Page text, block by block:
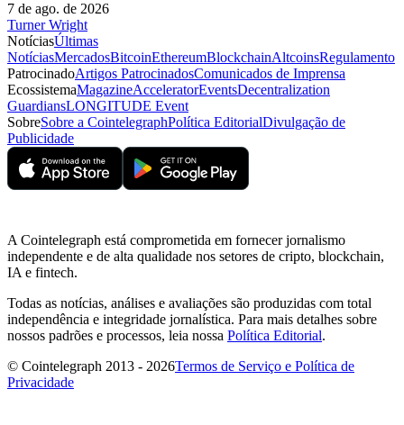
7 de ago. de 2026
Turner Wright
NotíciasÚltimas
NotíciasMercadosBitcoinEthereumBlockchainAltcoinsRegulamento
PatrocinadoArtigos PatrocinadosComunicados de Imprensa
EcossistemaMagazineAcceleratorEventsDecentralization
GuardiansLONGITUDE Event
SobreSobre a CointelegraphPolítica EditorialDivulgação de
Publicidade
A Cointelegraph está comprometida em fornecer jornalismo
independente e de alta qualidade nos setores de cripto, blockchain,
IA e fintech.
Todas as notícias, análises e avaliações são produzidas com total
independência e integridade jornalística. Para mais detalhes sobre
nossos padrões e processos, leia nossa Política Editorial.
© Cointelegraph 2013 - 2026Termos de Serviço e Política de
Privacidade